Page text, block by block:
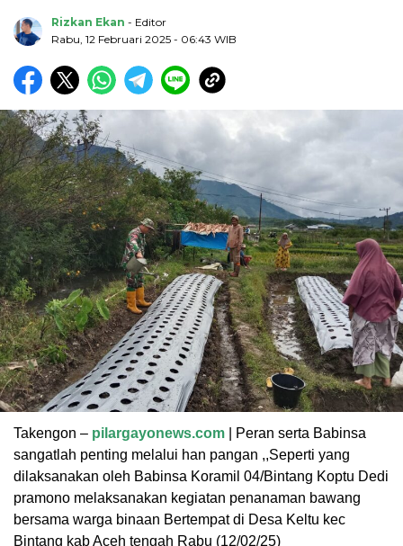
Rizkan Ekan - Editor
Rabu, 12 Februari 2025 - 06:43 WIB
Takengon – pilargayonews.com | Peran serta Babinsa
sangatlah penting melalui han pangan ,,Seperti yang
dilaksanakan oleh Babinsa Koramil 04/Bintang Koptu Dedi
pramono melaksanakan kegiatan penanaman bawang
bersama warga binaan Bertempat di Desa Keltu kec
Bintang kab Aceh tengah Rabu (12/02/25)